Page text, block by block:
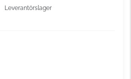
Leverantörslager